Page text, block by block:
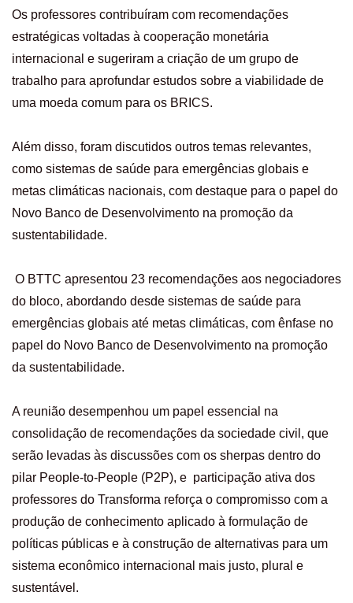
Os professores contribuíram com recomendações
estratégicas voltadas à cooperação monetária
internacional e sugeriram a criação de um grupo de
trabalho para aprofundar estudos sobre a viabilidade de
uma moeda comum para os BRICS.
Além disso, foram discutidos outros temas relevantes,
como sistemas de saúde para emergências globais e
metas climáticas nacionais, com destaque para o papel do
Novo Banco de Desenvolvimento na promoção da
sustentabilidade.
O BTTC apresentou 23 recomendações aos negociadores
do bloco, abordando desde sistemas de saúde para
emergências globais até metas climáticas, com ênfase no
papel do Novo Banco de Desenvolvimento na promoção
da sustentabilidade.
A reunião desempenhou um papel essencial na
consolidação de recomendações da sociedade civil, que
serão levadas às discussões com os sherpas dentro do
pilar People-to-People (P2P), e participação ativa dos
professores do Transforma reforça o compromisso com a
produção de conhecimento aplicado à formulação de
políticas públicas e à construção de alternativas para um
sistema econômico internacional mais justo, plural e
sustentável.